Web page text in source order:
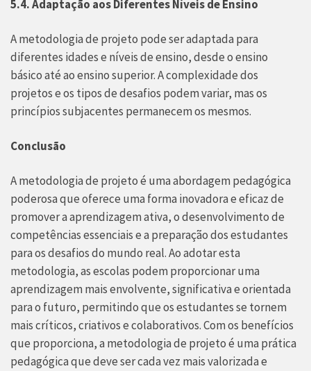
5.4. Adaptação aos Diferentes Níveis de Ensino
A metodologia de projeto pode ser adaptada para
diferentes idades e níveis de ensino, desde o ensino
básico até ao ensino superior. A complexidade dos
projetos e os tipos de desafios podem variar, mas os
princípios subjacentes permanecem os mesmos.
Conclusão
A metodologia de projeto é uma abordagem pedagógica
poderosa que oferece uma forma inovadora e eficaz de
promover a aprendizagem ativa, o desenvolvimento de
competências essenciais e a preparação dos estudantes
para os desafios do mundo real. Ao adotar esta
metodologia, as escolas podem proporcionar uma
aprendizagem mais envolvente, significativa e orientada
para o futuro, permitindo que os estudantes se tornem
mais críticos, criativos e colaborativos. Com os benefícios
que proporciona, a metodologia de projeto é uma prática
pedagógica que deve ser cada vez mais valorizada e